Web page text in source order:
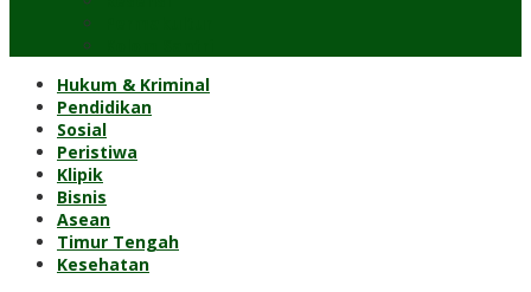
Hukum & Kriminal
Pendidikan
Sosial
Peristiwa
Klipik
Bisnis
Asean
Timur Tengah
Kesehatan